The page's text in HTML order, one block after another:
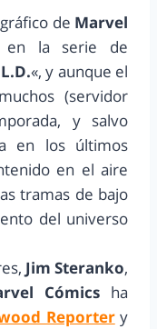
de Marvel
en la serie de
«, y aunque el
(servidor
y salvo
en los últimos
en el aire
tramas de bajo
del universo
Jim Steranko,
Cómicsha
Reportery